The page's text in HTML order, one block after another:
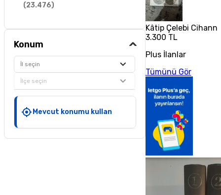
(23.476)
Konum
İl seçin
İlçe seçin
Mevcut konumu kullan
Kâtip Çelebi
3.300 TL
Plus İlanlar
Tümünü Gör